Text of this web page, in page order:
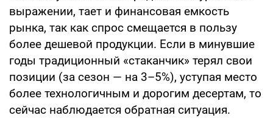
выражении, тает и финансовая емкость
рынка, так как спрос смещается в пользу
более дешевой продукции. Если в минувшие
годы традиционный «стаканчик» терял свои
позиции (за сезон — на 3–5%), уступая место
более технологичным и дорогим десертам, то
сейчас наблюдается обратная ситуация.